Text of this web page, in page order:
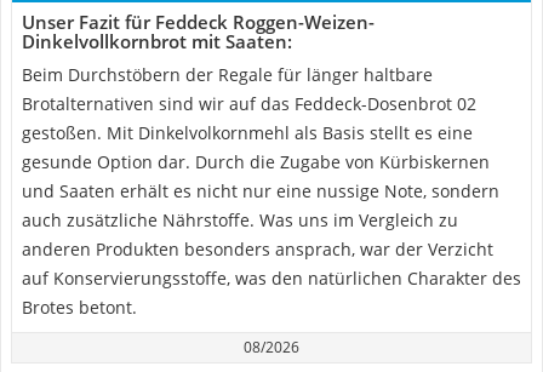
Unser Fazit für Feddeck Roggen-Weizen-
Dinkelvollkornbrot mit Saaten:
Beim Durchstöbern der Regale für länger haltbare
Brotalternativen sind wir auf das Feddeck-Dosenbrot 02
gestoßen. Mit Dinkelvolkornmehl als Basis stellt es eine
gesunde Option dar. Durch die Zugabe von Kürbiskernen
und Saaten erhält es nicht nur eine nussige Note, sondern
auch zusätzliche Nährstoffe. Was uns im Vergleich zu
anderen Produkten besonders ansprach, war der Verzicht
auf Konservierungsstoffe, was den natürlichen Charakter des
Brotes betont.
08/2026